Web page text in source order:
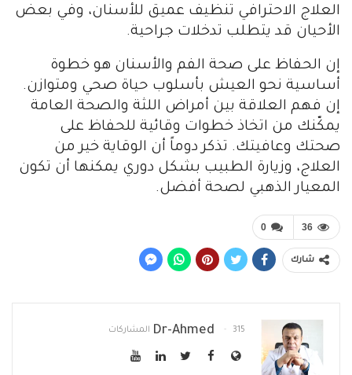
العلاج الاحترافي تنظيف عميق للأسنان، وفي بعض
الأحيان قد يتطلب تدخلات جراحية.
إن الحفاظ على صحة الفم والأسنان هو خطوة
أساسية نحو العيش بأسلوب حياة صحي ومتوازن.
إن فهم العلاقة بين أمراض اللثة والصحة العامة
يمكّنك من اتخاذ خطوات وقائية للحفاظ على
صحتك وعافيتك. تذكر دوماً أن الوقاية خير من
العلاج، وزيارة الطبيب بشكل دوري يمكنها أن تكون
المعيار الذهبي لصحة أفضل.
0 36
شارك
Dr-Ahmed 315 المشاركات